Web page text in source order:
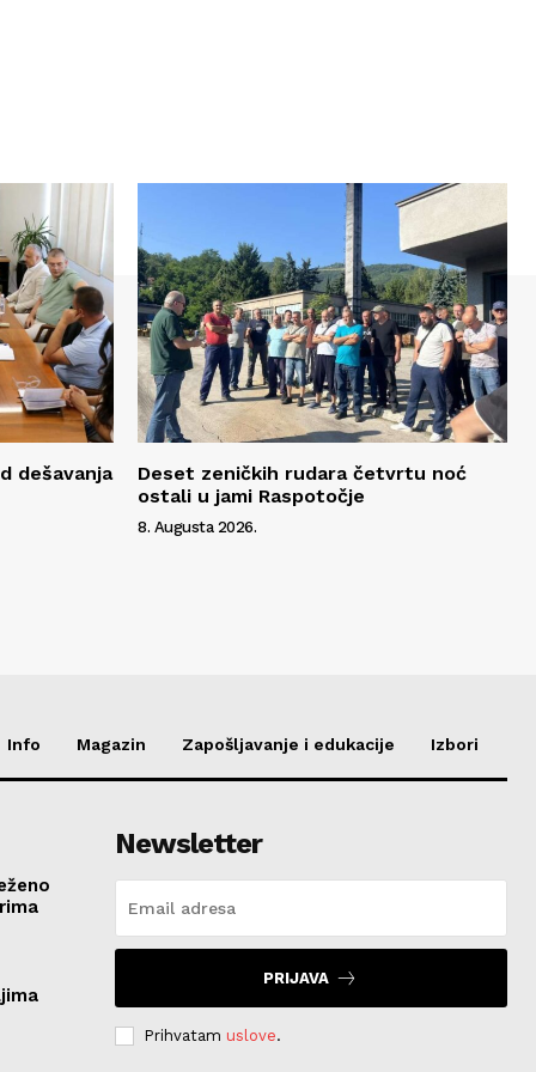
dešavanja
Deset zeničkih rudara četvrtu noć
ostali u jami Raspotočje
8. Augusta 2026.
Info Magazin Zapošljavanje i edukacije Izbori
Newsletter
PRIJAVA
Prihvatam uslove.